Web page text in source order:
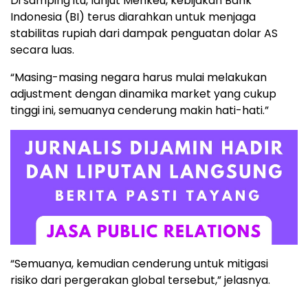
Indonesia (BI) terus diarahkan untuk menjaga
stabilitas rupiah dari dampak penguatan dolar AS
secara luas.
“Masing-masing negara harus mulai melakukan
adjustment dengan dinamika market yang cukup
tinggi ini, semuanya cenderung makin hati-hati.”
“Semuanya, kemudian cenderung untuk mitigasi
risiko dari pergerakan global tersebut,” jelasnya.